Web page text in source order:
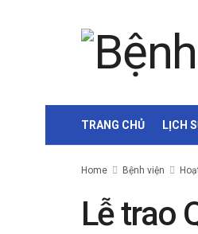
TRANG CHỦ LỊCH
Home Bệnh viện
Lễ trao